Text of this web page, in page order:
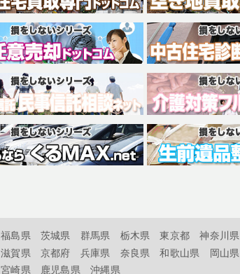
福島県 茨城県 群馬県 栃木県 東京都 神奈川県
滋賀県 京都府 兵庫県 奈良県 和歌山県 岡山県
宮崎県 鹿児島県 沖縄県